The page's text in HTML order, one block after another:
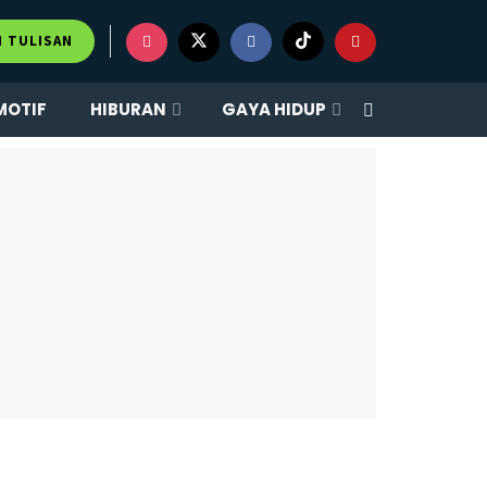
TULISAN
HIBURAN GAYA HIDUP